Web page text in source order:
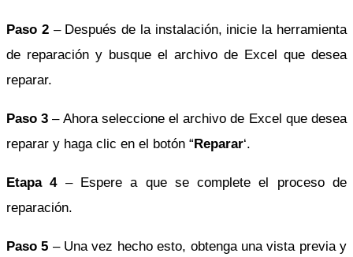
Paso 2– Después de la instalación, inicie la herramienta
de reparación y busque el archivo de Excel que desea
reparar.
Paso 3 – Ahora seleccione el archivo de Excel que desea
reparar y haga clic en el botón “Reparar‘.
Etapa 4– Espere a que se complete el proceso de
reparación.
Paso 5 – Una vez hecho esto, obtenga una vista previa y